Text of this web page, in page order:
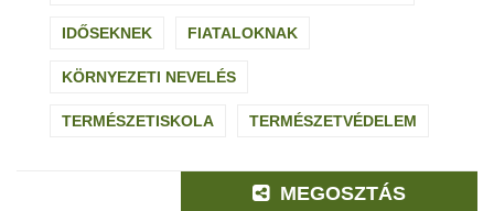
IDŐSEKNEK FIATALOKNAK
KÖRNYEZETI NEVELÉS
TERMÉSZETISKOLA TERMÉSZETVÉDELEM
MEGOSZTÁS